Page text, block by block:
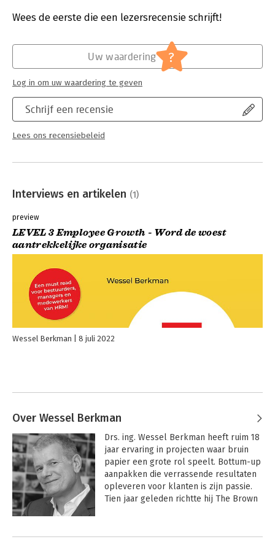
Verschijningsdatum:
29-6-2022
Personeelsmanagement
Verandermanagement
Wees de eerste die een lezersrecensie schrijft!
Schrijf een recensie
Lees ons recensiebeleid
Uw waardering ?
Log in om uw waardering te geven
Interviews en artikelen (1)
preview
LEVEL 3 Employee Growth - Word de woest
aantrekkelijke organisatie
Wessel Berkman 8 juli 2022
Over Wessel Berkman
Drs. ing. Wessel Berkman heeft ruim 18
jaar ervaring in projecten waar bruin
papier een grote rol speelt. Bottum-up
aanpakken die verrassende resultaten
opleveren voor klanten is zijn passie.
Tien jaar geleden richtte hij The Brown
de behaalde duurzame resultaten in de
Andere boeken door Wessel